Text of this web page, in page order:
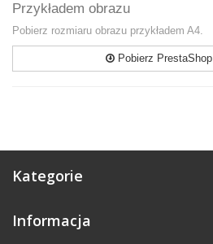
Przykładem obrazu
Pobierz rozmiaru obrazu przykładem A4.
Pobierz
Kategorie
Informacja